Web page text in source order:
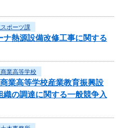
ポーツ課
ナ熱源設備改修工事に関する
業高等学校
業高等学校産業教育振興設
の調達に関する一般競争入